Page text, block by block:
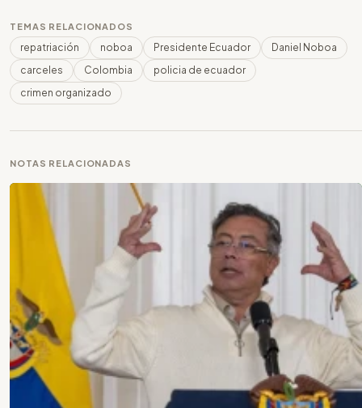
TEMAS RELACIONADOS
repatriación noboa Presidente Ecuador
Daniel Noboa
carceles
Colombia
policia de ecuador
crimen organizado
NOTAS RELACIONADAS